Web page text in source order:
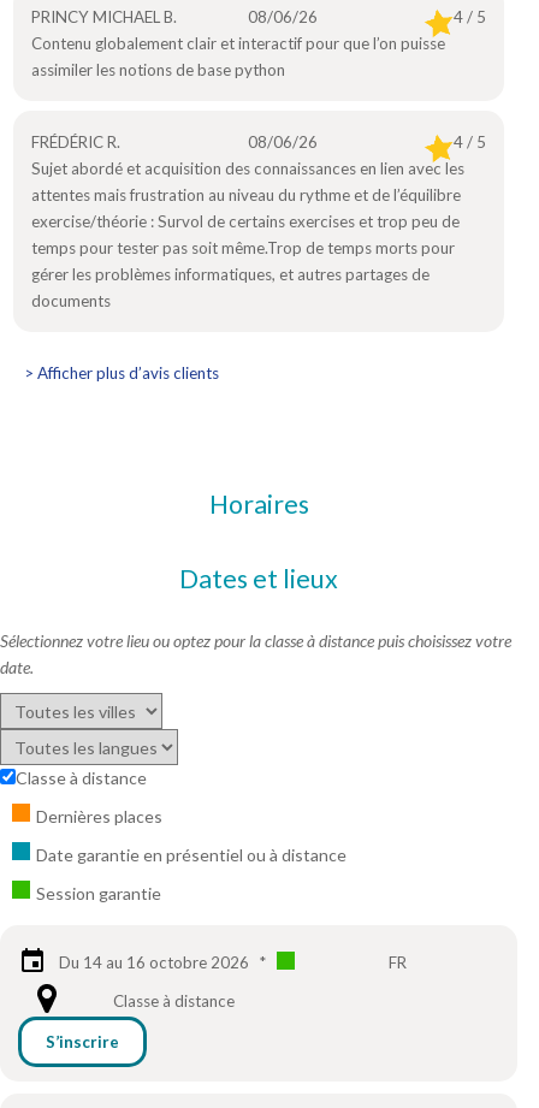
PRINCY MICHAEL B. 08/06/26
4 / 5
Contenu globalement clair et interactif pour que l’on puisse
assimiler les notions de base python
FRÉDÉRIC R. 08/06/26
4 / 5
Sujet abordé et acquisition des connaissances en lien avec les
attentes mais frustration au niveau du rythme et de l’équilibre
exercise/théorie : Survol de certains exercises et trop peu de
temps pour tester pas soit même.Trop de temps morts pour
gérer les problèmes informatiques, et autres partages de
documents
> Afficher plus d’avis clients
Horaires
Dates et lieux
Sélectionnez votre lieu ou optez pour la classe à distance puis choisissez votre
date.
Classe à distance
Dernières places
Date garantie en présentiel ou à distance
Session garantie
Du 14 au 16 octobre 2026 *
FR
Classe à distance
S’inscrire